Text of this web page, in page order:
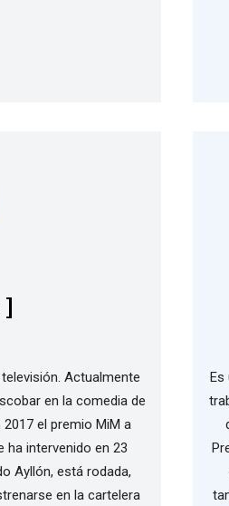
]
Actualmente
en la comedia de
el premio MiM a
ha intervenido en 23
Ayllón, está rodada,
en la cartelera
Es